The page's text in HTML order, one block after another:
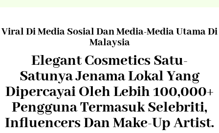
Viral Di Media Sosial Dan Media-Media Utama Di
Malaysia
Elegant Cosmetics Satu-
Satunya Jenama Lokal Yang
Dipercayai Oleh Lebih 100,000+
Pengguna Termasuk Selebriti,
Influencers Dan Make-Up Artist.